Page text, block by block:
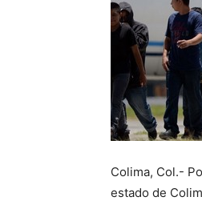
Colima, Col.-
estado de